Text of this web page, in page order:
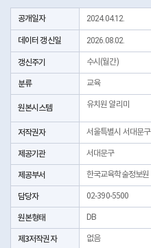
공개일자 2024.04.12.
데이터 갱신일 2026.08.02.
갱신주기 수시(월간)
분류 교육
원본시스템 유치원 알리미
저작권자 서울특별시 서대문구
제공기관 서대문구
제공부서 한국교육학술정보원
담당자 02-390-5500
원본형태 DB
제3저작권자 없음